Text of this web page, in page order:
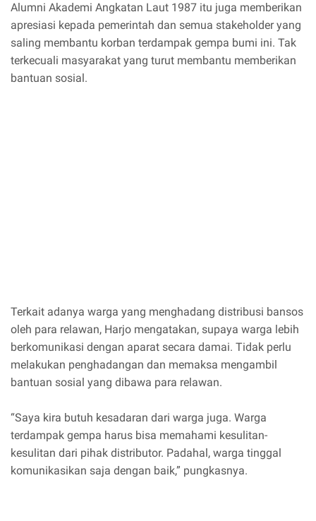
Alumni Akademi Angkatan Laut 1987 itu juga memberikan
apresiasi kepada pemerintah dan semua stakeholder yang
saling membantu korban terdampak gempa bumi ini. Tak
terkecuali masyarakat yang turut membantu memberikan
bantuan sosial.
Terkait adanya warga yang menghadang distribusi bansos
oleh para relawan, Harjo mengatakan, supaya warga lebih
berkomunikasi dengan aparat secara damai. Tidak perlu
melakukan penghadangan dan memaksa mengambil
bantuan sosial yang dibawa para relawan.
“Saya kira butuh kesadaran dari warga juga. Warga
terdampak gempa harus bisa memahami kesulitan-
kesulitan dari pihak distributor. Padahal, warga tinggal
komunikasikan saja dengan baik,” pungkasnya.